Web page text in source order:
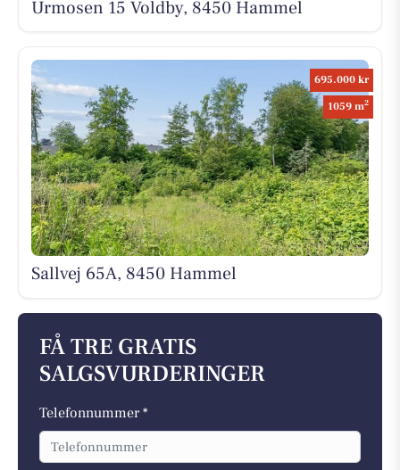
Urmosen 15 Voldby, 8450 Hammel
695.000 kr
1059 m2
Sallvej 65A, 8450 Hammel
FÅ TRE GRATIS
SALGSVURDERINGER
Telefonnummer *